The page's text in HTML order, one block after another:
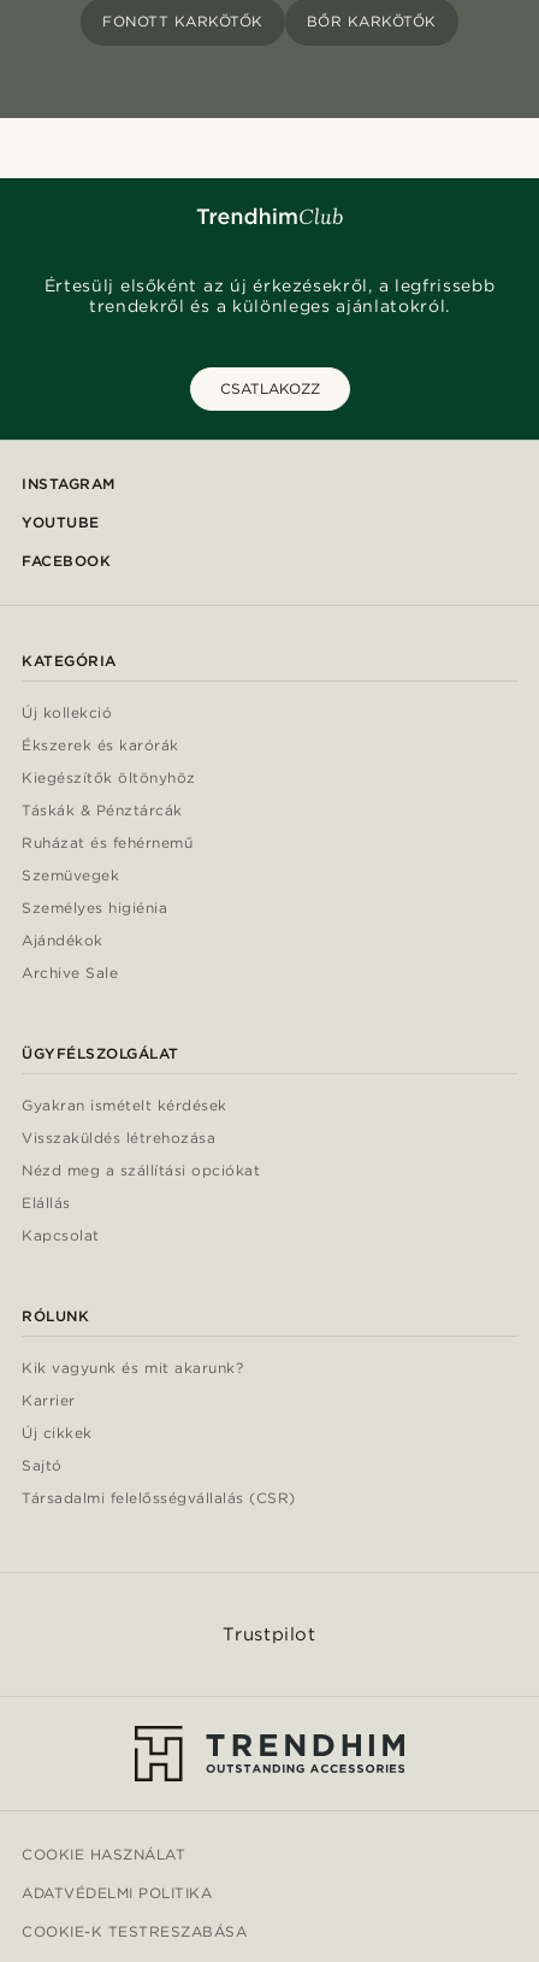
FONOTT KARKÖTŐK BŐR KARKÖTŐK
Értesülj elsőként az új érkezésekről, a legfrissebb
trendekről és a különleges ajánlatokról.
CSATLAKOZZ
INSTAGRAM
YOUTUBE
FACEBOOK
KATEGÓRIA
Új kollekció
Ékszerek és karórák
Kiegészítők öltönyhöz
Táskák & Pénztárcák
Ruházat és fehérnemű
Szemüvegek
Személyes higiénia
Ajándékok
Archive Sale
ÜGYFÉLSZOLGÁLAT
Gyakran ismételt kérdések
Visszaküldés létrehozása
Nézd meg a szállítási opciókat
Elállás
Kapcsolat
RÓLUNK
Kik vagyunk és mit akarunk?
Karrier
Új cikkek
Sajtó
Társadalmi felelősségvállalás (CSR)
Trustpilot
COOKIE HASZNÁLAT
ADATVÉDELMI POLITIKA
COOKIE-K TESTRESZABÁSA